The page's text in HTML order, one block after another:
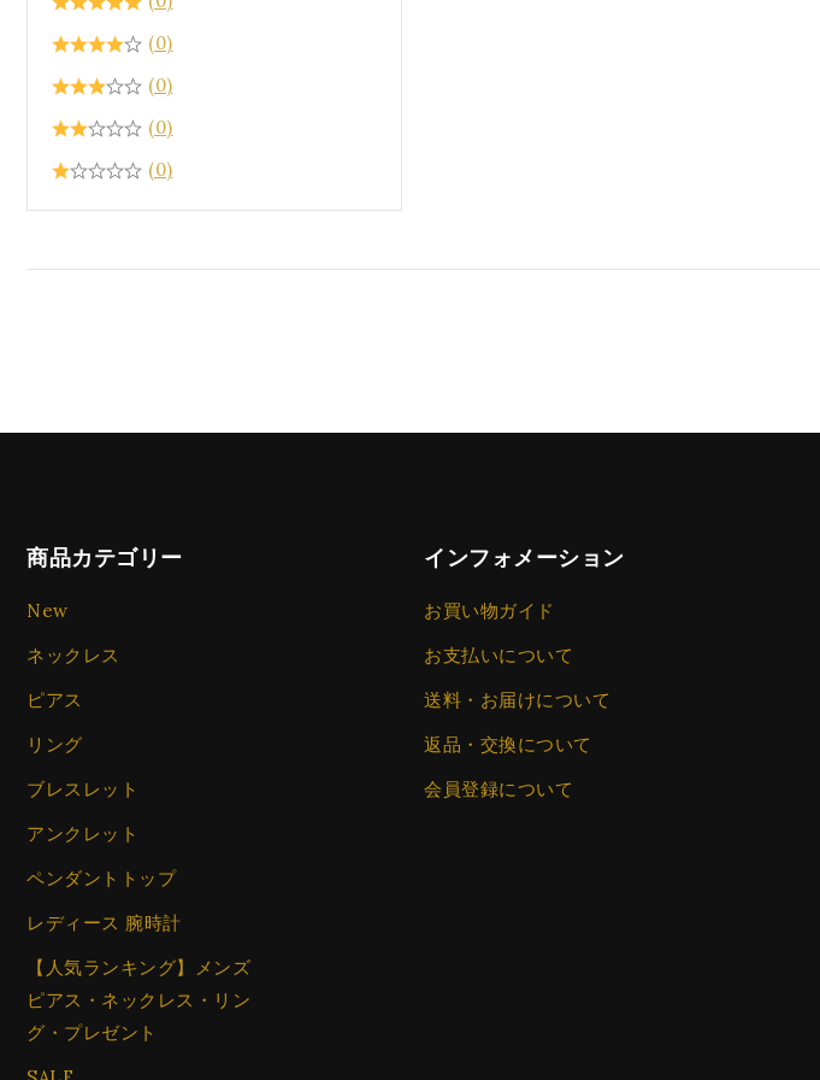
(0)
(0)
(0)
(0)
商品カテゴリー
New
ネックレス
ピアス
リング
ブレスレット
アンクレット
ペンダントトップ
レディース 腕時計
【人気ランキング】メンズ
ピアス・ネックレス・リン
グ・プレゼント
インフォメーション
お買い物ガイド
お支払いについて
送料・お届けについて
返品・交換について
会員登録について